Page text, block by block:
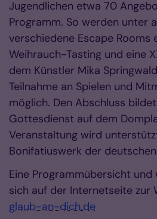
Jugendlichen etwa 70
Programm. So werden unter
verschiedene Escape
Weihrauch-Tasting und eine
dem Künstler Mika
Teilnahme an Spielen und
möglich. Den Abschluss
Gottesdienst auf dem
Veranstaltung wird
Bonifatiuswerk der
Eine Programmübersicht
sich auf der Internetseite zur
glaub-an-dich.de